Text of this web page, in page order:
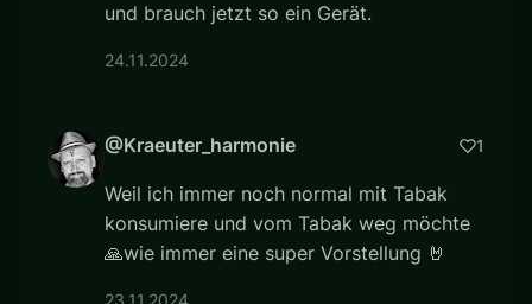
und brauch jetzt so ein Gerät.
24.11.2024
@Kraeuter_harmonie 1
Weil ich immer noch normal mit Tabak
konsumiere und vom Tabak weg möchte
🙏wie immer eine super Vorstellung 🤘